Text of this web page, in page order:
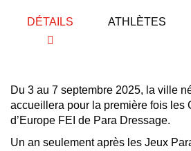
DÉTAILS ATHLÈTES
Du 3 au 7 septembre 2025, la ville
accueillera pour la première fois les
d’Europe FEI de Para Dressage.
Un an seulement après les Jeux